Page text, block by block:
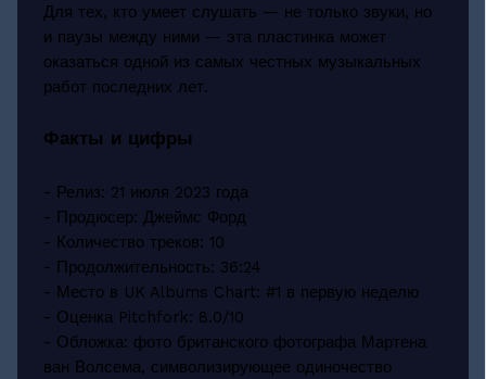
Для тех, кто умеет слушать — не только звуки, но
и паузы между ними — эта пластинка может
оказаться одной из самых честных музыкальных
работ последних лет.
Факты и цифры
- Релиз: 21 июля 2023 года
- Продюсер: Джеймс Форд
- Количество треков: 10
- Продолжительность: 36:24
- Место в UK Albums Chart: #1 в первую неделю
- Оценка Pitchfork: 8.0/10
- Обложка: фото британского фотографа Мартена
ван Волсема, символизирующее одиночество